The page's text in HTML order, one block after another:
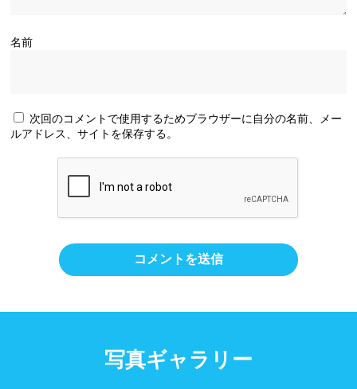
名前
次回のコメントで使用するためブラウザーに自分の名前、メー
ルアドレス、サイトを保存する。
写真ギャラリー